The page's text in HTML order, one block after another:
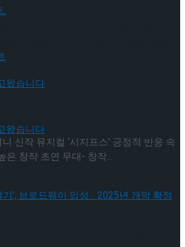
왔습니다
왔습니다
터 아름다운 무대까지…관객 호평
신작 뮤지컬 ‘시지프스’ 긍정적 반응 속
은 창작 초연 무대- 창작...
기: 퍼스트 섀도우’, TR 나이트 등